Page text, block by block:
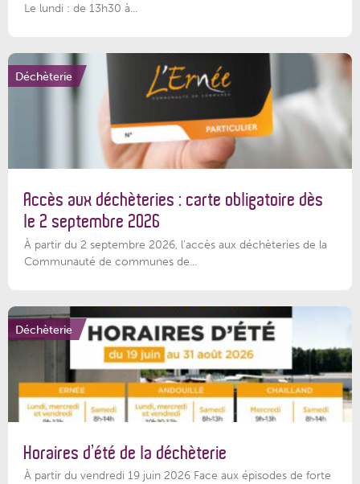
Le lundi : de 13h30 à...
Déchèterie
Accès aux déchèteries : carte obligatoire dès
le 2 septembre 2026
À partir du 2 septembre 2026, l’accès aux déchèteries de la
Communauté de communes de...
Déchèterie
Horaires d’été de la déchèterie
À partir du vendredi 19 juin 2026 Face aux épisodes de forte